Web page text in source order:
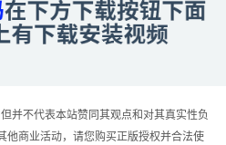
并不代表本站赞同其观点和对其真实性负
商业活动，请您购买正版授权并合法使